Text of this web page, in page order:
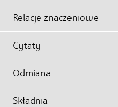
Relacje znaczeniowe
Cytaty
Odmiana
Składnia